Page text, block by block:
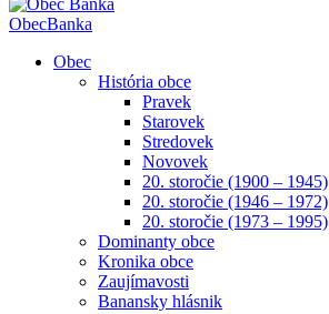
ObecBanka
Obec
História obce
Pravek
Starovek
Stredovek
Novovek
20. storočie (1900 – 1945)
20. storočie (1946 – 1972)
20. storočie (1973 – 1995)
Dominanty obce
Kronika obce
Zaujímavosti
Banansky hlásnik